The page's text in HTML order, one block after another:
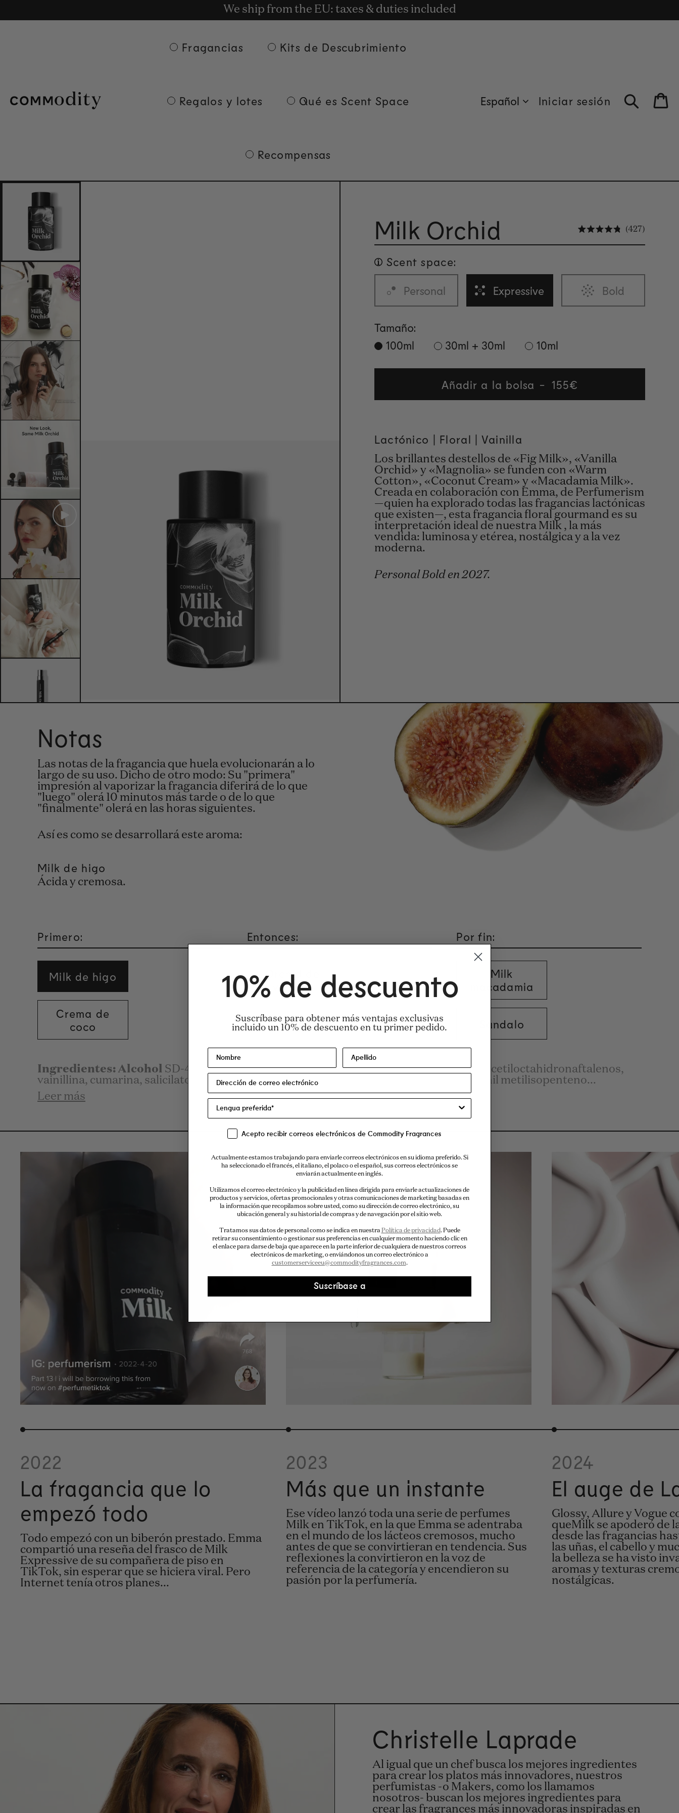
Entrega gratuita a partir de 135 euros.
We ship from the EU: taxes & duties included
Get rewards for shopping with Commodity.Circle
Fragancias Kits de Descubrimiento
Regalos y lotes Qué es Scent Space
Recompensas
Español Iniciar sesión Bag
Milk Orchid 427 Haz clic
Scent space:
Personal Expressive Bold
Tamaño:
100ml
30ml + 30ml 10ml
Añadir a la bolsa
Regular
price
155€
Lactónico | Floral | Vainilla
Los brillantes destellos de «Fig Milk», «Vanilla
Orchid» y «Magnolia» se funden con «Warm
Cotton», «Coconut Cream» y «Macadamia Milk».
Creada en colaboración con Emma, de Perfumerism
—quien ha explorado todas las fragancias lactónicas
que existen—, esta fragancia floral gourmand es su
interpretación ideal de nuestra Milk , la más
vendida: luminosa y etérea, nostálgica y a la vez
moderna.
Personal Bold en 2027.
Notas
Las notas de la fragancia que huela evolucionarán a lo
largo de su uso. Dicho de otro modo: Su "primera"
impresión al vaporizar la fragancia diferirá de lo que
"luego" olerá 10 minutos más tarde o de lo que
"finalmente" olerá en las horas siguientes.
Así es como se desarrollará este aroma:
Milk de higo
Ácida y cremosa.
Primero:
Milk de higo
Crema de
coco
Entonces:
Orchid de
vainilla
Magnolia
Por fin:
Milk
macadamia
Sándalo
Ingredientes: Alcohol SD-40-B (alcohol desnaturalizado), perfume, agua, tetrametilacetiloctahidronaftalenos,
vainillina, cumarina, salicilato de bencilo, linalool, acetato de linalilo, trimetilciclopentenil metilisopenteno...
Leer más
2022
La fragancia que lo
empezó todo
Todo empezó con un biberón prestado. Emma
compartió una reseña del frasco de Milk
Expressive de su compañera de piso en
TikTok, sin esperar que se hiciera viral. Pero
Internet tenía otros planes...
2023
Más que un instante
Ese vídeo lanzó toda una serie de perfumes
Milk en TikTok, en la que Emma se adentraba
en el mundo de los lácteos cremosos, mucho
antes de que se convirtieran en tendencia. Sus
reflexiones la convirtieron en la voz de
referencia de la categoría y encendieron su
pasión por la perfumería.
2024
El auge de
Glossy, Allure y Vogue
queMilk se apoderó de
desde las fragancias
las uñas, el cabello y
la belleza se ha visto
aromas y texturas
nostálgicas.
Christelle Laprade
Al igual que un chef busca los mejores ingredientes
para crear los platos más innovadores, nuestros
perfumistas -o Makers, como los llamamos
nosotros- buscan los mejores ingredientes para
crear las fragrances más innovadoras inspiradas en
10% de descuento
Suscríbase para obtener más ventajas exclusivas
incluido un 10% de descuento en tu primer pedido.
Acepto recibir correos electrónicos de Commodity Fragrances
Actualmente estamos trabajando para enviarle correos electrónicos en su idioma preferido. Si
ha seleccionado el francés, el italiano, el polaco o el español, sus correos electrónicos se
enviarán actualmente en inglés.
Utilizamos el correo electrónico y la publicidad en línea dirigida para enviarle actualizaciones de
productos y servicios, ofertas promocionales y otras comunicaciones de marketing basadas en
la información que recopilamos sobre usted, como su dirección de correo electrónico, su
ubicación general y su historial de compras y de navegación por el sitio web.
Tratamos sus datos de personal como se indica en nuestra Política de privacidad. Puede
retirar su consentimiento o gestionar sus preferencias en cualquier momento haciendo clic en
el enlace para darse de baja que aparece en la parte inferior de cualquiera de nuestros correos
electrónicos de marketing, o enviándonos un correo electrónico a
customerserviceeu@commodityfragrances.com.
Suscríbase a